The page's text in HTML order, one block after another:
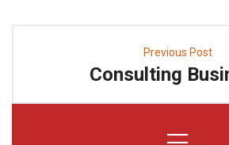
Previous Post
Consulting